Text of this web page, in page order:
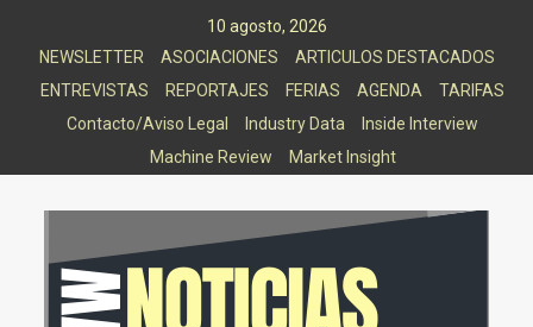
10 agosto, 2026
NEWSLETTER
ASOCIACIONES
ARTICULOS DESTACADOS
ENTREVISTAS
REPORTAJES FERIAS AGENDA
TARIFAS
Contacto/Aviso Legal
Industry Data
Inside Interview
Machine Review
Market Insight